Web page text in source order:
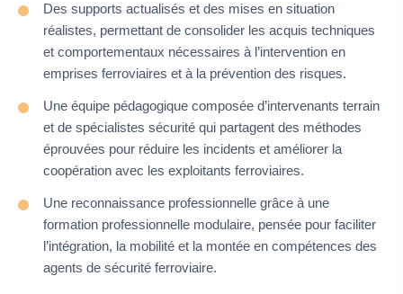
Des supports actualisés et des mises en situation
réalistes, permettant de consolider les acquis techniques
et comportementaux nécessaires à l’intervention en
emprises ferroviaires et à la prévention des risques.
Une équipe pédagogique composée d’intervenants terrain
et de spécialistes sécurité qui partagent des méthodes
éprouvées pour réduire les incidents et améliorer la
coopération avec les exploitants ferroviaires.
Une reconnaissance professionnelle grâce à une
formation professionnelle modulaire, pensée pour faciliter
l’intégration, la mobilité et la montée en compétences des
agents de sécurité ferroviaire.